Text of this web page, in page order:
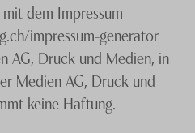
dem Impressum-
impressum-generator
AG, Druck und Medien, in
Medien AG, Druck und
keine Haftung.